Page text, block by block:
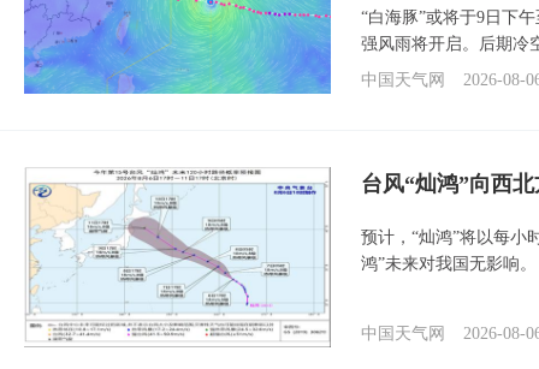
“白海豚”或将于9日下
强风雨将开启。后期冷
中国天气网
2026-08-
台风“灿鸿”向西
预计，“灿鸿”将以每小
鸿”未来对我国无影响。
中国天气网 2026-08-